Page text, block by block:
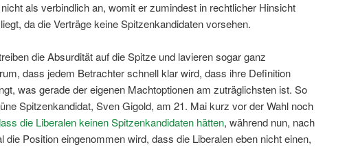
als verbindlich an, womit er zumindest in rechtlicher Hinsicht
da die Verträge keine Spitzenkandidaten vorsehen.
die Absurdität auf die Spitze und lavieren sogar ganz
dass jedem Betrachter schnell klar wird, dass ihre Definition
was gerade der eigenen Machtoptionen am zuträglichsten ist. So
Spitzenkandidat, Sven Gigold, am 21. Mai kurz vor der Wahl noch
die Liberalen keinen Spitzenkandidaten hätten, während nun, nach
die Position eingenommen wird, dass die Liberalen eben nicht einen,